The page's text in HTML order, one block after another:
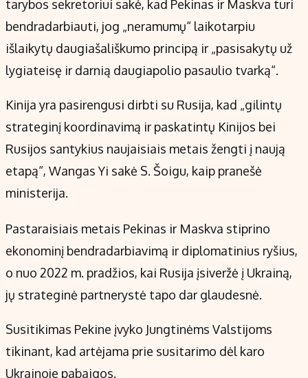
tarybos sekretoriui sakė, kad Pekinas ir Maskva turi
bendradarbiauti, jog „neramumų“ laikotarpiu
išlaikytų daugiašališkumo principą ir „pasisakytų už
lygiateisę ir darnią daugiapolio pasaulio tvarką“.
Kinija yra pasirengusi dirbti su Rusija, kad „gilintų
strateginį koordinavimą ir paskatintų Kinijos bei
Rusijos santykius naujaisiais metais žengti į naują
etapą“, Wangas Yi sakė S. Šoigu, kaip pranešė
ministerija.
Pastaraisiais metais Pekinas ir Maskva stiprino
ekonominį bendradarbiavimą ir diplomatinius ryšius,
o nuo 2022 m. pradžios, kai Rusija įsiveržė į Ukrainą,
jų strateginė partnerystė tapo dar glaudesnė.
Susitikimas Pekine įvyko Jungtinėms Valstijoms
tikinant, kad artėjama prie susitarimo dėl karo
Ukrainoje pabaigos.